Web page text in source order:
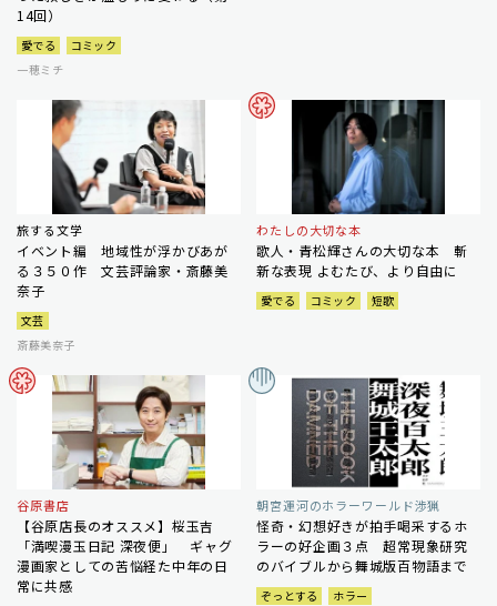
14回）
愛でる
コミック
一穂ミチ
旅する文学
イベント編 地域性が浮かびあが
る３５０作 文芸評論家・斎藤美
奈子
文芸
斎藤美奈子
わたしの大切な本
歌人・青松輝さんの大切な本 斬
新な表現 よむたび、より自由に
愛でる コミック 短歌
谷原書店
【谷原店長のオススメ】桜玉吉
「満喫漫玉日記 深夜便」 ギャグ
漫画家としての苦悩経た中年の日
常に共感
朝宮運河のホラーワールド渉猟
怪奇・幻想好きが拍手喝采するホ
ラーの好企画３点 超常現象研究
のバイブルから舞城版百物語まで
ぞっとする
ホラー